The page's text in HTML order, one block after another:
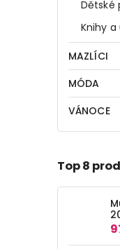
Dětské
Knihy
MAZLÍCI
MÓDA
VÁNOCE
Top 8